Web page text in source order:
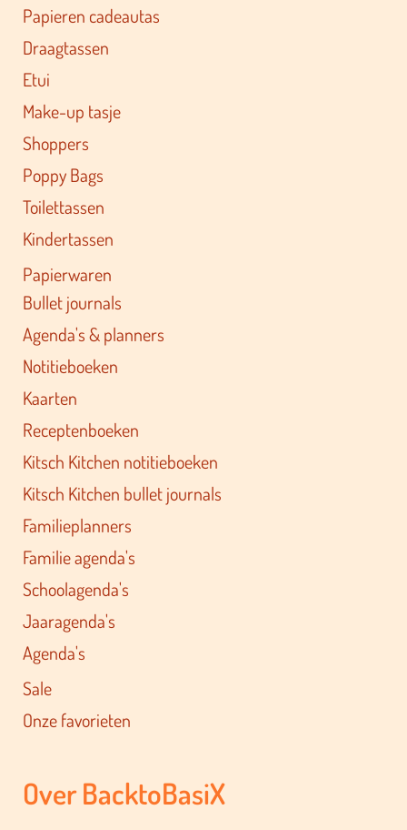
Papieren cadeautas
Draagtassen
Etui
Make-up tasje
Shoppers
Poppy Bags
Toilettassen
Kindertassen
Papierwaren
Bullet journals
Agenda's & planners
Notitieboeken
Kaarten
Receptenboeken
Kitsch Kitchen notitieboeken
Kitsch Kitchen bullet journals
Familieplanners
Familie agenda's
Schoolagenda's
Jaaragenda's
Agenda's
Sale
Onze favorieten
Over BacktoBasiX